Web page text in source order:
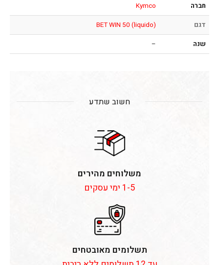
חברה
Kymco
דגם
BET WIN 50 (liquido)
שנה
–
חשוב שתדע
משלוחים מהירים
1-5 ימי עסקים
תשלומים מאובטחים